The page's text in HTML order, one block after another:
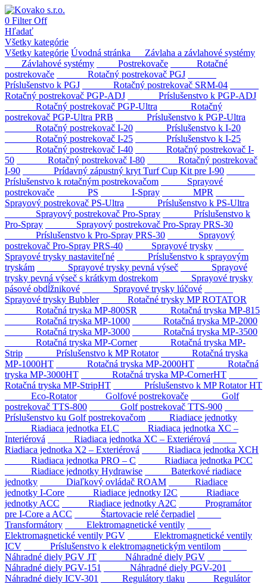
0 Filter Off
Hľadať
Všetky kategórie
Všetky kategórie Úvodná stránka
Závlaha a závlahové systémy
Závlahové systémy
Postrekovače
Rotačné
postrekovače
Rotačný postrekovač PGJ
Príslušenstvo k PGJ
Rotačný postrekovač SRM-04
Rotačný postrekovač PGP-ADJ
Príslušenstvo k PGP-ADJ
Rotačný postrekovač PGP-Ultra
Rotačný
postrekovač PGP-Ultra PRB
Príslušenstvo k PGP-Ultra
Rotačný postrekovač I-20
Príslušenstvo k I-20
Rotačný postrekovač I-25
Príslušenstvo k I-25
Rotačný postrekovač I-40
Rotačný postrekovač I-
50
Rotačný postrekovač I-80
Rotačný postrekovač
I-90
Prídavný zápustný kryt Turf Cup Kit pre I-90
Príslušenstvo k rotačným postrekovačom
Sprayové
postrekovače
PS I-Spray
MPR
Sprayový postrekovač PS-Ultra
Príslušenstvo k PS-Ultra
Sprayový postrekovač Pro-Spray
Príslušenstvo k
Pro-Spray
Sprayový postrekovač Pro-Spray PRS-30
Príslušenstvo k Pro-Spray PRS-30
Sprayový
postrekovač Pro-Spray PRS-40
Sprayové trysky
Sprayové trysky nastaviteľné
Príslušenstvo k sprayovým
tryskám
Sprayové trysky pevná výseč
Sprayové
trysky pevná výseč s krátkym dostrekom
Sprayové trysky
pásové obdĺžnikové
Sprayové trysky lúčové
Sprayové trysky Bubbler
Rotačné trysky MP ROTATOR
Rotačná tryska MP-800SR
Rotačná tryska MP-815
Rotačná tryska MP-1000
Rotačná tryska MP-2000
Rotačná tryska MP-3000
Rotačná tryska MP-3500
Rotačná tryska MP-Corner
Rotačná tryska MP-
Strip
Príslušenstvo k MP Rotator
Rotačná tryska
MP-1000HT
Rotačná tryska MP-2000HT
Rotačná
tryska MP-3000HT
Rotačná tryska MP-CornerHT
Rotačná tryska MP-StripHT
Príslušenstvo k MP Rotator HT
Eco-Rotator
Golfové postrekovače
Golf
postrekovač TTS-800
Golf postrekovač TTS-900
Príslušenstvo ku Golf postrekovačom
Riadiace jednotky
Riadiaca jednotka ELC
Riadiaca jednotka XC –
Interiérová
Riadiaca jednotka XC – Exteriérová
Riadiaca jednotka X2 – Exteriérová
Riadiaca jednotka XCH
Riadiaca jednotka PRO – C
Riadiaca jednotka PCC
Riadiace jednotky Hydrawise
Baterkové riadiace
jednotky
Diaľkový ovládač ROAM
Riadiace
jednotky I-Core
Riadiace jednotky I2C
Riadiace
jednotky ACC
Riadiace jednotky A2C
Programátor
pre I-Core a ACC
Štartovacie relé čerpadiel
Transformátory
Elektromagnetické ventily
Elektromagnetické ventily PGV
Elektromagnetické ventily
ICV
Príslušenstvo k elektromagnetickým ventilom
Náhradné diely PGV JT
Náhradné diely PGV
Náhradné diely PGV-151
Náhradné diely PGV-201
Náhradné diely ICV-301
Regulátory tlaku
Regulátor